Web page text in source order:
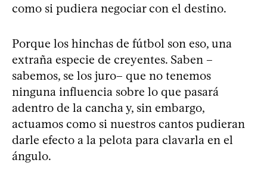
como si pudiera negociar con el destino.
Porque los hinchas de fútbol son eso, una
extraña especie de creyentes. Saben –
sabemos, se los juro– que no tenemos
ninguna influencia sobre lo que pasará
adentro de la cancha y, sin embargo,
actuamos como si nuestros cantos pudieran
darle efecto a la pelota para clavarla en el
ángulo.